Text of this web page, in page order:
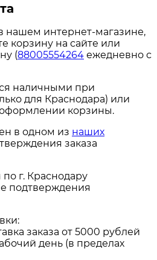
нашем интернет-магазине,
корзину на сайте или
(88005554264 ежедневно с
наличными при
для Краснодара) или
корзины.
в одном из наших
заказа
г. Краснодару
подтверждения
заказа от 5000 рублей
день (в пределах